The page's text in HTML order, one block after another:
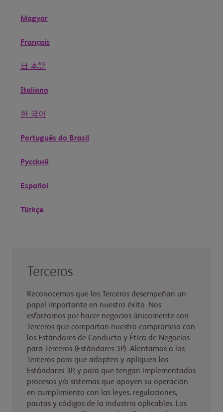
Magyar
Français
日 本語
Italiano
한 국어
Português do Brasil
Рycckий
Español
Türkçe
Terceros
Reconocemos que los Terceros desempeñan un
papel importante en nuestro éxito. Nos
esforzamos por hacer negocios únicamente con
Terceros que compartan nuestro compromiso con
los Estándares de Conducta y Ética de Negocios
para Terceros (Estándares 3P). Alentamos a los
Terceros para que adopten y apliquen los
Estándares 3P, y para que tengan implementados
procesos y/o sistemas que apoyen su operación
en cumplimiento con las leyes, regulaciones,
pautas y códigos de la industria aplicables. Los